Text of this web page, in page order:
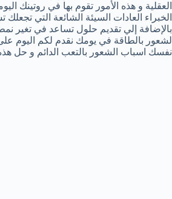
العقلية و هذه الأمور تقوم بها في روتينك
الخبراء العادات السيئة الشائعة التي تجعلك
بالإضافة إلي تقديم حلول تساعد في تغير
لشعور بالطاقة في يومك نقدم لكم اليوم
نفسك اسباب الشعور بالتعب الدائم و حل